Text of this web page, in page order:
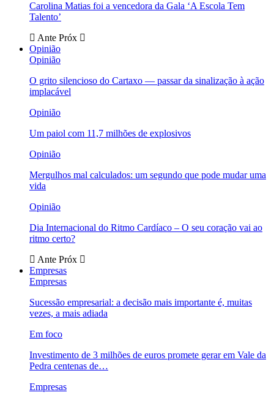
Carolina Matias foi a vencedora da Gala ‘A Escola Tem
Talento’
Ante Próx
Opinião
Opinião
O grito silencioso do Cartaxo — passar da sinalização à ação
implacável
Opinião
Um paiol com 11,7 milhões de explosivos
Opinião
Mergulhos mal calculados: um segundo que pode mudar uma
vida
Opinião
Dia Internacional do Ritmo Cardíaco – O seu coração vai ao
ritmo certo?
Ante Próx
Empresas
Empresas
Sucessão empresarial: a decisão mais importante é, muitas
vezes, a mais adiada
Em foco
Investimento de 3 milhões de euros promete gerar em Vale da
Pedra centenas de…
Empresas